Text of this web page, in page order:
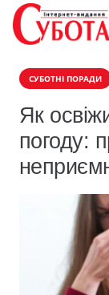
СУБОТНІ ПОРАДИ
Як
погоду: